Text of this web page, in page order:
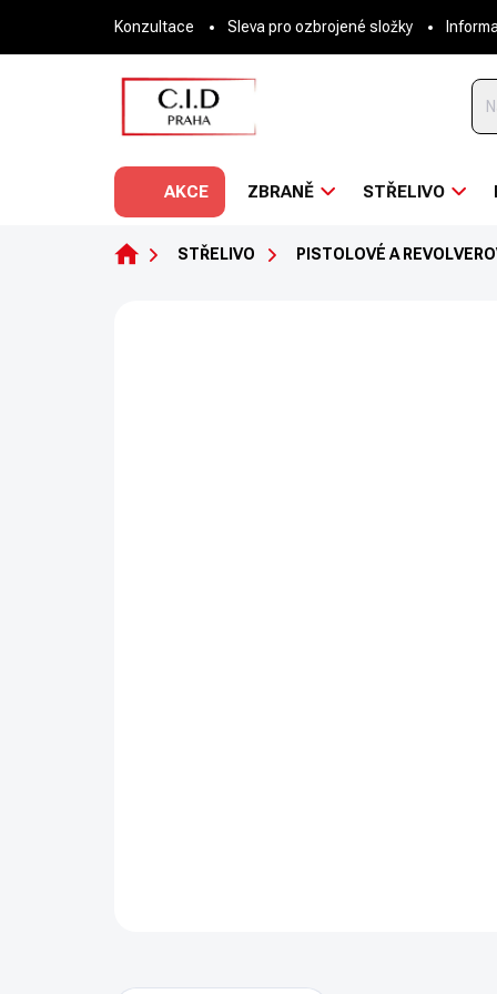
obsah
Konzultace Sleva pro ozbrojené složky
AKCE ZBRANĚ STŘELIVO
DOMŮSTŘELIVO PISTOLOVÉ A